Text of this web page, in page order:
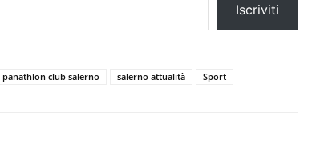
Iscriviti
panathlon club salerno salerno attualità Sport